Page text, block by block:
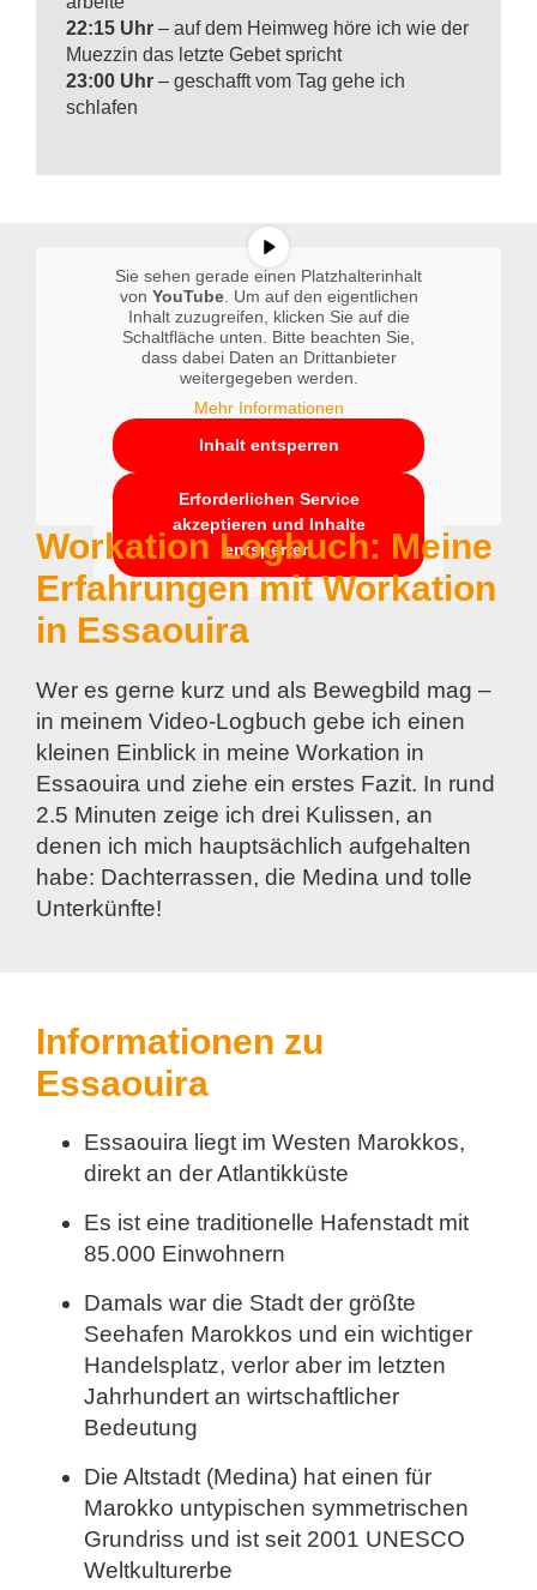
22:15 Uhr– auf dem Heimweg höre ich wie der
Muezzin das letzte Gebet spricht
23:00 Uhr– geschafft vom Tag gehe ich
schlafen
Sie sehen gerade einen Platzhalterinhalt
von YouTube. Um auf den eigentlichen
Inhalt zuzugreifen, klicken Sie auf die
Schaltfläche unten. Bitte beachten Sie,
dass dabei Daten an Drittanbieter
weitergegeben werden.
Mehr Informationen
Inhalt entsperren
Erforderlichen Service
akzeptieren und Inhalte
entsperren
Workation Logbuch: Meine
Erfahrungen mit Workation
in Essaouira
Wer es gerne kurz und als Bewegbild mag –
in meinem Video-Logbuch gebe ich einen
kleinen Einblick in meine Workation in
Essaouira und ziehe ein erstes Fazit. In rund
2.5 Minuten zeige ich drei Kulissen, an
denen ich mich hauptsächlich aufgehalten
habe: Dachterrassen, die Medina und tolle
Unterkünfte!
Informationen zu
Essaouira
Essaouira liegt im Westen Marokkos,
direkt an der Atlantikküste
Es ist eine traditionelle Hafenstadt mit
85.000 Einwohnern
Damals war die Stadt der größte
Seehafen Marokkos und ein wichtiger
Handelsplatz, verlor aber im letzten
Jahrhundert an wirtschaftlicher
Bedeutung
Die Altstadt (Medina) hat einen für
Marokko untypischen symmetrischen
Grundriss und ist seit 2001 UNESCO
Weltkulturerbe